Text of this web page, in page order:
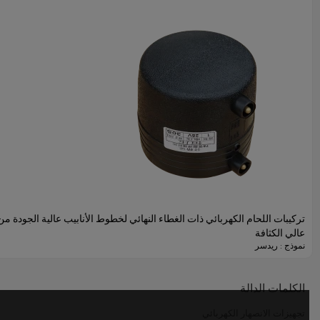
تركيبات اللحام الكهربائي ذات الغطاء النهائي لخطوط الأنابيب عالية الجودة من
عالي الكثافة
نموذج : ريدسر
الكلمات الدالة